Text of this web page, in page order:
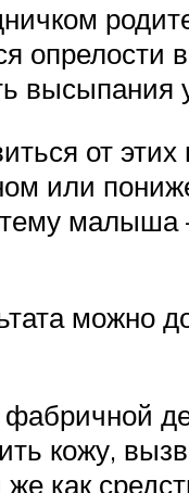
от
или
малыша
можно
кожу,
как